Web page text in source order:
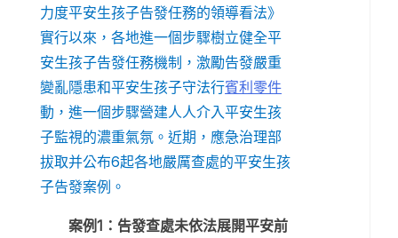
力度平安生孩子告發任務的領導看法》
實行以來，各地進一個步驟樹立健全平
安生孩子告發任務機制，激勵告發嚴重
變亂隱患和平安生孩子守法行賓利零件
動，進一個步驟營建人人介入平安生孩
子監視的濃重氣氛。近期，應急治理部
拔取并公布6起各地嚴厲查處的平安生孩
子告發案例。
案例1：告發查處未依法展開平安前